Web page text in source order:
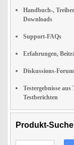
Handbuch-,
Downloads
Support-FAQs
Erfahrungen,
Diskussions-Forum
Testergebnisse aus
Testberichten
Produkt-